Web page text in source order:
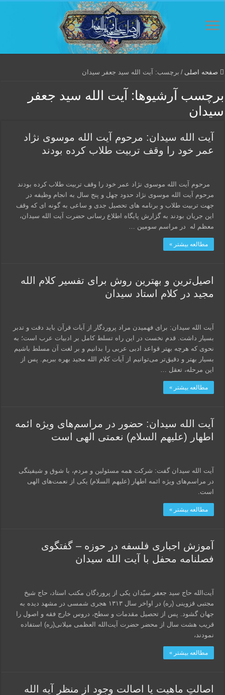
صفحه اصلی / برچسب: آیت الله سید جعفر سیدان
برچسب آرشیوها: آیت الله سید جعفر
سیدان
آیت الله سیدان: مرحوم آیت الله موسوی نژاد
عمر خود را وقف تربیت طلاب کرده بودند
مرحوم آیت الله موسوی نژاد عمر خود را وقف تربیت طلاب کرده بودند
مرحوم آیت الله موسوی نژاد حدود چهل و پنج سال به انجام وظیفه در
جهت تربیت طلاب و برنامه های تحصیل جدی و ساعی به گونه ای که وقف
این جریان بودند به گزارش پایگاه اطلاع رسانی حضرت آیت الله سیدان،
معظم له در مراسم سومین …
مطالعه بیشتر »
اصیل‌ترین و بهترین روش برای تفسیر کلام الله
مجید در کلام استاد سیدان
آیت الله سیدان: برای فهمیدن مراد پروردگار از آیات قرآن باید دقت و تدبر
بسیار داشت. قدم نخست در این راه تسلط کامل بر ادبیات عرب است؛ به
نحوی که هرچه بهتر قواعد ادبی عربی را بدانیم و بر لغت آن مسلط باشیم
بسیار بهتر و دقیق‌تر می‌توانیم از آیات کلام الله مجید بهره ببریم. پس از
این مرحله، تعقل …
مطالعه بیشتر »
آیت الله سیدان: حضور در مراسم‌های ویژه ائمه
اطهار (علیهم السلام) نعمتی الهی است
آیت الله سیدان گفت: شركت همه مسئولین و مردم، با شوق و شیفیتگی
در مراسم‌های ویژه ائمه اطهار (علیهم السلام) یكی از نعمت‌های الهی
است.
مطالعه بیشتر »
آموزش اجباری فلسفه در حوزه – گفتگوی
فصلنامه محفل با آیت الله سیدان
آیت‌الله حاج سید جعفر سیّدان یکى از پروردگان مکتب استاد، حاج شیخ
مجتبى قزوینى (ره) در اواخر سال ۱۳۱۳ هجری شمسی در مشهد دیده به
جهان گشود. پس از تحصیل مقدمات و سطح، دروس خارج فقه و اصول را
قریب هشت سال از محضر حضرت آیت‌الله العظمی میلانی(ره) استفاده
نمودند،
مطالعه بیشتر »
اصالتِ ماهیت یا اصالت وجود از منظر آیه الله